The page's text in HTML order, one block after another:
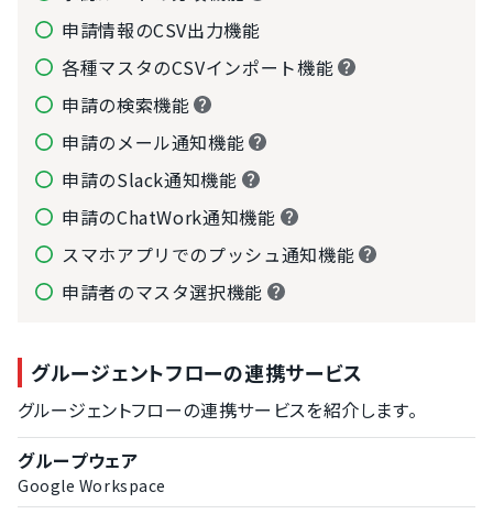
申請情報のCSV出力機能
各種マスタのCSVインポート機能
申請の検索機能
申請のメール通知機能
申請のSlack通知機能
申請のChatWork通知機能
スマホアプリでのプッシュ通知機能
申請者のマスタ選択機能
グルージェントフローの連携サービス
グルージェントフローの連携サービスを紹介します。
グループウェア
Google Workspace